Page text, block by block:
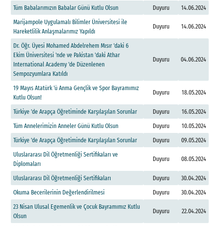
Tüm Babalarımızın Babalar Günü Kutlu Olsun Duyuru
14.06.2024
Marijampole Uygulamalı Bilimler Üniversitesi ile
Hareketlilik Anlaşmalarımız Yapıldı
Duyuru 14.06.2024
Dr. Öğr. Üyesi Mohamed Abdelrehem Mısır 'daki 6
Ekim Üniversitesi 'nde ve Pakistan 'daki Athar
International Academy 'de Düzenlenen
Sempozyumlara Katıldı
Duyuru 04.06.2024
19 Mayıs Atatürk 'ü Anma Gençlik ve Spor Bayramımız
Kutlu Olsun!
Duyuru 18.05.2024
Türkiye 'de Arapça Öğretiminde Karşılaşılan Sorunlar Duyuru
16.05.2024
Tüm Annelerimizin Anneler Günü Kutlu Olsun Duyuru
10.05.2024
Türkiye 'de Arapça Öğretiminde Karşılaşılan Sorunlar Duyuru
09.05.2024
Uluslararası Dil Öğretmenliği Sertifkaları ve
Diplomaları
Duyuru 08.05.2024
Uluslararası Dil Öğretmenliği Sertifkaları Duyuru
30.04.2024
Okuma Becerilerinin Değerlendirilmesi Duyuru
30.04.2024
23 Nisan Ulusal Egemenlik ve Çocuk Bayramımız Kutlu
Olsun
Duyuru 22.04.2024